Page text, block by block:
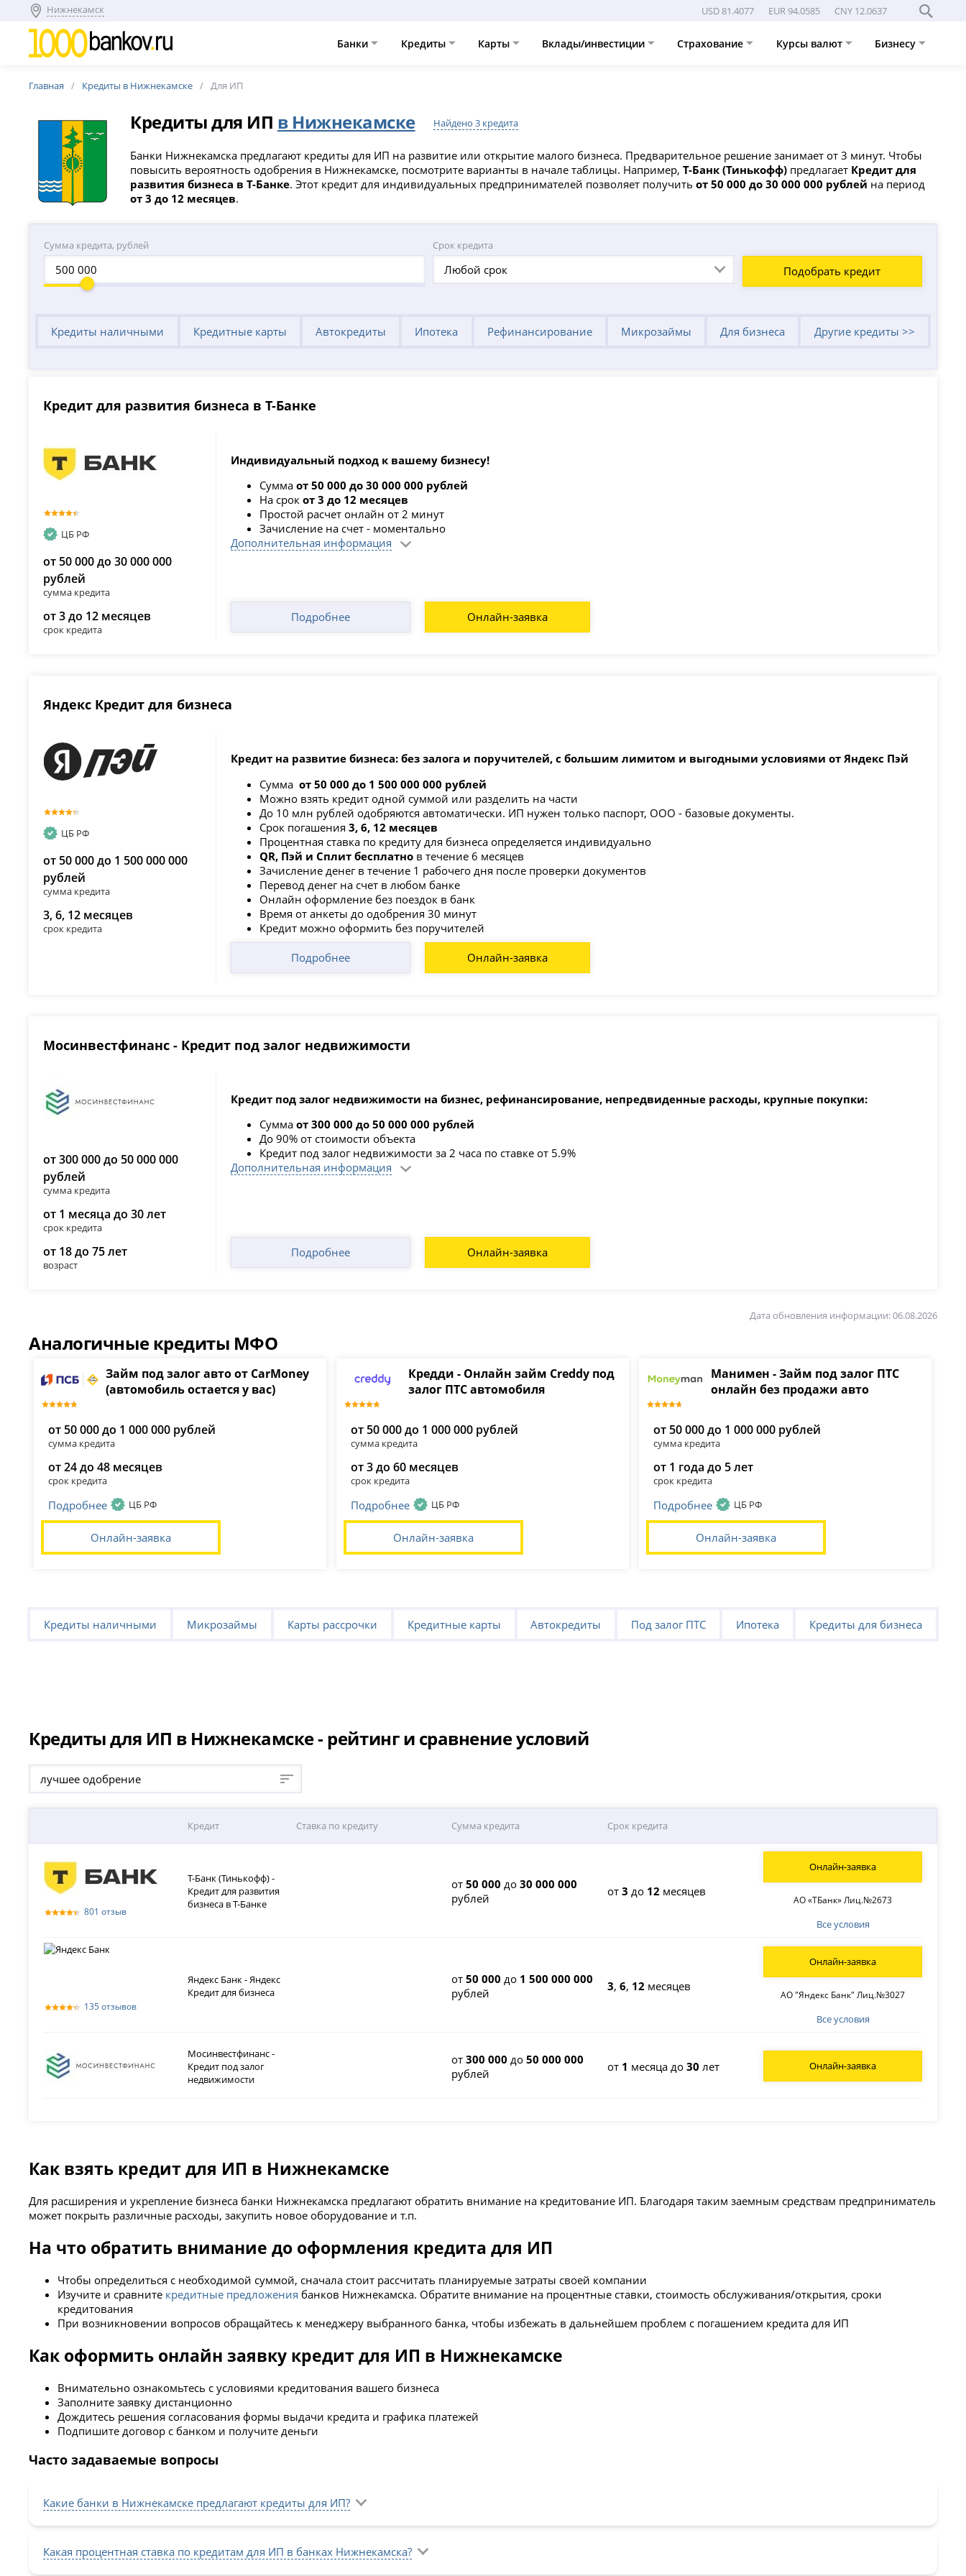
Нижнекамск USD 81.4077 EUR 94.0585 CNY 12.0637
Банки Кредиты Карты Вклады/инвестиции Страхование Курсы валют Бизнесу
Главная Кредиты в Нижнекамске Для ИП
Кредиты для ИП в Нижнекамске Найдено 3 кредита
Банки Нижнекамска предлагают кредиты для ИП на развитие или открытие малого бизнеса. Предварительное решение занимает от 3 минут. Чтобы
повысить вероятность одобрения в Нижнекамске, посмотрите варианты в начале таблицы. Например,Т-Банк (Тинькофф) предлагает Кредит для
развития бизнеса в Т-Банке. Этот кредит для индивидуальных предпринимателей позволяет получитьот 50 000 до 30 000 000 рублей на период
от 3 до 12 месяцев.
Сумма кредита, рублей Срок кредита
Любой срок Подобрать кредит
Кредиты наличными Кредитные карты Автокредиты Ипотека Рефинансирование Микрозаймы Для бизнеса Другие кредиты >>
Кредит для развития бизнеса в Т-Банке
ЦБ РФ
от 50 000 до 30 000 000
рублей
сумма кредита
от 3 до 12 месяцев
срок кредита
Индивидуальный подход к вашему бизнесу!
Сумма от 50 000 до 30 000 000 рублей
На срок от 3 до 12 месяцев
Простой расчет онлайн от 2 минут
Зачисление на счет - моментально
Дополнительная информация
Онлайн-заявка
Подробнее
Яндекс Кредит для бизнеса
ЦБ РФ
от 50 000 до 1 500 000 000
рублей
сумма кредита
3, 6, 12 месяцев
срок кредита
Кредит на развитие бизнеса: без залога и поручителей, с большим лимитом и выгодными условиями от Яндекс Пэй
Сумма от 50 000 до 1 500 000 000 рублей
Можно взять кредит одной суммой или разделить на части
До 10 млн рублей одобряются автоматически. ИП нужен только паспорт, ООО - базовые документы.
Срок погашения 3, 6, 12 месяцев
Процентная ставка по кредиту для бизнеса определяется индивидуально
QR, Пэй и Сплит бесплатно в течение 6 месяцев
Зачисление денег в течение 1 рабочего дня после проверки документов
Перевод денег на счет в любом банке
Онлайн оформление без поездок в банк
Время от анкеты до одобрения 30 минут
Кредит можно оформить без поручителей
Онлайн-заявка
Подробнее
Мосинвестфинанс - Кредит под залог недвижимости
от 300 000 до 50 000 000
рублей
сумма кредита
от 1 месяца до 30 лет
срок кредита
от 18 до 75 лет
возраст
Кредит под залог недвижимости на бизнес, рефинансирование, непредвиденные расходы, крупные покупки:
Сумма от 300 000 до 50 000 000 рублей
До 90% от стоимости объекта
Кредит под залог недвижимости за 2 часа по ставке от 5.9%
Дополнительная информация
Онлайн-заявка
Подробнее
Дата обновления информации: 06.08.2026
Аналогичные кредиты МФО
Займ под залог авто от CarMoney
(автомобиль остается у вас)
от 50 000 до 1 000 000 рублей
сумма кредита
от 24 до 48 месяцев
срок кредита
Подробнее ЦБ РФ
Онлайн-заявка
Кредди - Онлайн займ Creddy под
залог ПТС автомобиля
от 50 000 до 1 000 000 рублей
сумма кредита
от 3 до 60 месяцев
срок кредита
Подробнее ЦБ РФ
Онлайн-заявка
Манимен - Займ под залог ПТС
онлайн без продажи авто
от 50 000 до 1 000 000 рублей
сумма кредита
от 1 года до 5 лет
срок кредита
Подробнее ЦБ РФ
Онлайн-заявка
Кредиты наличными Микрозаймы Карты рассрочки Кредитные карты Автокредиты Под залог ПТС Ипотека Кредиты для бизнеса
Кредиты для ИП в Нижнекамске - рейтинг и сравнение условий
лучшее одобрение
Кредит Ставка по кредиту Сумма кредита Срок кредита
801 отзыв
Т-Банк (Тинькофф) -
Кредит для развития
бизнеса в Т-Банке
от50 000 до30 000 000
рублей
от3 до 12 месяцев
Все условия
АО «ТБанк» Лиц.№2673
Онлайн-заявка
135 отзывов
Яндекс Банк - Яндекс
Кредит для бизнеса
от50 000 до 1 500 000 000
рублей
3,6, 12 месяцев
Все условия
АО "Яндекс Банк" Лиц.№3027
Онлайн-заявка
Мосинвестфинанс -
Кредит под залог
недвижимости
от300 000 до50 000 000
рублей
от 1 месяца до30 лет Онлайн-заявка
Как взять кредит для ИП в Нижнекамске
Для расширения и укрепление бизнеса банки Нижнекамска предлагают обратить внимание на кредитование ИП. Благодаря таким заемным средствам предприниматель
может покрыть различные расходы, закупить новое оборудование и т.п.
На что обратить внимание до оформления кредита для ИП
Чтобы определиться с необходимой суммой, сначала стоит рассчитать планируемые затраты­ своей компании
Изучите и сравните кредитные предложения банков Нижнекамска. Обратите внимание на процентные ставки, стоимость обслуживания/открытия, сроки
кредитования
При возникновении вопросов обращайтесь к менеджеру выбранного банка, чтобы избежать в дальнейшем проблем с погашением кредита для ИП
Как оформить онлайн заявку кредит для ИП в Нижнекамске
Внимательно ознакомьтесь с условиями кредитования вашего бизнеса
Заполните заявку дистанционно
Дождитесь решения согласования формы выдачи кредита и графика платежей
Подпишите договор с банком и получите деньги
Часто задаваемые вопросы
Какие банки в Нижнекамске предлагают кредиты для ИП?
Какая процентная ставка по кредитам для ИП в банках Нижнекамска?